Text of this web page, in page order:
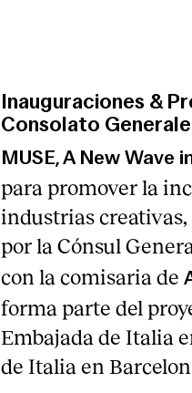
Inauguraciones &
Consolato
MUSE, A New Wave
para promover la
industrias creativas,
por la Cónsul
con la comisaria de
forma parte del
Embajada de Italia
de Italia en